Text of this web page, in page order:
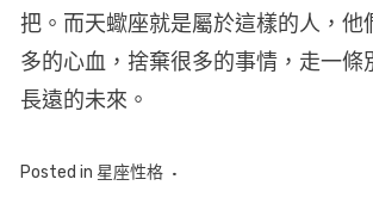
把。而天蠍座就是屬於這樣的人，
多的心血，捨棄很多的事情，走一
長遠的未來。
Posted in 星座性格